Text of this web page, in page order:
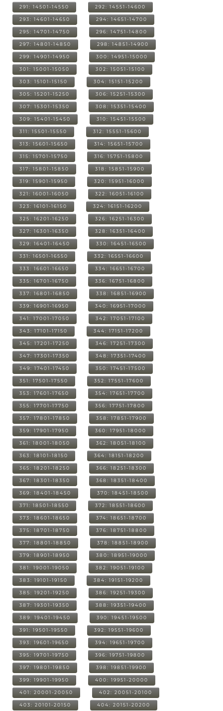
291: 14501-14550 292: 14551-14600
293: 14601-14650 294: 14651-14700
295: 14701-14750 296: 14751-14800
297: 14801-14850 298: 14851-14900
299: 14901-14950 300: 14951-15000
301: 15001-15050 302: 15051-15100
303: 15101-15150 304: 15151-15200
305: 15201-15250 306: 15251-15300
307: 15301-15350 308: 15351-15400
309: 15401-15450 310: 15451-15500
311: 15501-15550 312: 15551-15600
313: 15601-15650 314: 15651-15700
315: 15701-15750 316: 15751-15800
317: 15801-15850 318: 15851-15900
319: 15901-15950 320: 15951-16000
321: 16001-16050 322: 16051-16100
323: 16101-16150 324: 16151-16200
325: 16201-16250 326: 16251-16300
327: 16301-16350 328: 16351-16400
329: 16401-16450 330: 16451-16500
331: 16501-16550 332: 16551-16600
333: 16601-16650 334: 16651-16700
335: 16701-16750 336: 16751-16800
337: 16801-16850 338: 16851-16900
339: 16901-16950 340: 16951-17000
341: 17001-17050 342: 17051-17100
343: 17101-17150 344: 17151-17200
345: 17201-17250 346: 17251-17300
347: 17301-17350 348: 17351-17400
349: 17401-17450 350: 17451-17500
351: 17501-17550 352: 17551-17600
353: 17601-17650 354: 17651-17700
355: 17701-17750 356: 17751-17800
357: 17801-17850 358: 17851-17900
359: 17901-17950 360: 17951-18000
361: 18001-18050 362: 18051-18100
363: 18101-18150 364: 18151-18200
365: 18201-18250 366: 18251-18300
367: 18301-18350 368: 18351-18400
369: 18401-18450 370: 18451-18500
371: 18501-18550 372: 18551-18600
373: 18601-18650 374: 18651-18700
375: 18701-18750 376: 18751-18800
377: 18801-18850 378: 18851-18900
379: 18901-18950 380: 18951-19000
381: 19001-19050 382: 19051-19100
383: 19101-19150 384: 19151-19200
385: 19201-19250 386: 19251-19300
387: 19301-19350 388: 19351-19400
389: 19401-19450 390: 19451-19500
391: 19501-19550 392: 19551-19600
393: 19601-19650 394: 19651-19700
395: 19701-19750 396: 19751-19800
397: 19801-19850 398: 19851-19900
399: 19901-19950 400: 19951-20000
401: 20001-20050 402: 20051-20100
403: 20101-20150 404: 20151-20200